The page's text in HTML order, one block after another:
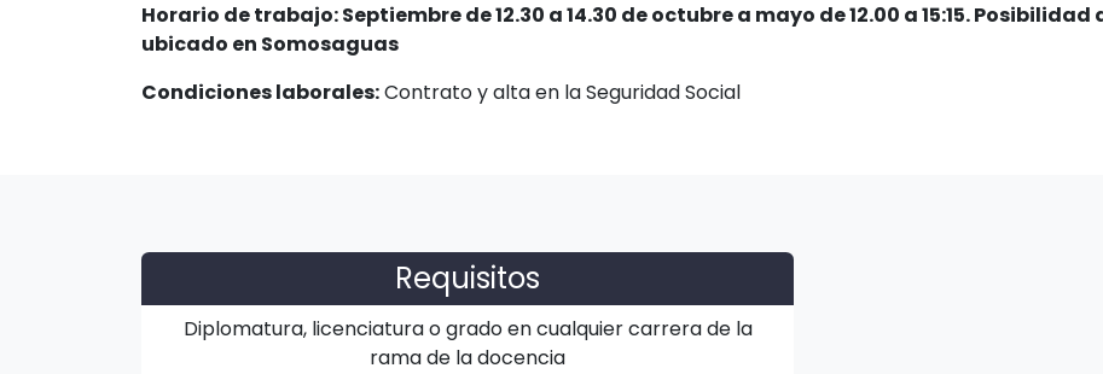
Horario de trabajo: Septiembre de 12.30 a 14.30 de octubre a mayo de 12.00 a 15:15.
ubicado en Somosaguas
Condiciones laborales:Contrato y alta en la Seguridad Social
Requisitos
Diplomatura, licenciatura o grado en cualquier carrera de la
rama de la docencia